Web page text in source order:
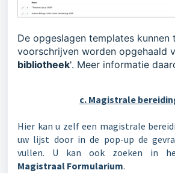
De opgeslagen templates kunnen
voorschrijven worden opgehaald
bibliotheek'. Meer informatie
c. Magistrale
Hier kan u zelf een magistrale
uw lijst door in de pop-up de
vullen. U kan ook zoeken in
Magistraal Formularium.